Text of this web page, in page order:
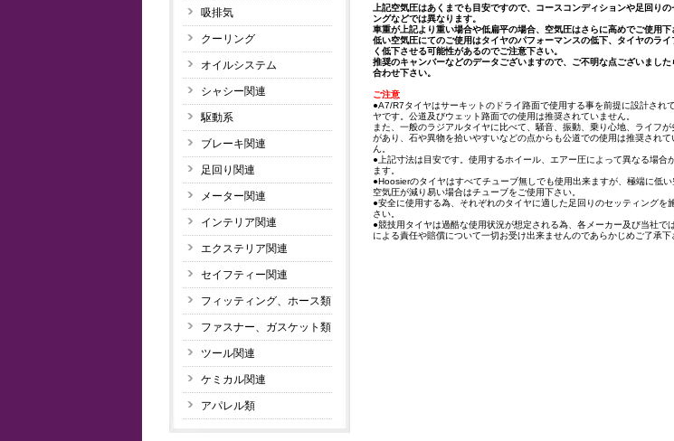
吸排気
クーリング
オイルシステム
シャシー関連
駆動系
ブレーキ関連
足回り関連
メーター関連
インテリア関連
エクステリア関連
セイフティー関連
フィッティング、ホース類
ファスナー、ガスケット類
ツール関連
ケミカル関連
アパレル類
上記空気圧はあくまでも目安ですので、コースコンディションや足回りの
ングなどでは異なります。
車重が上記より重い場合や低扁平の場合、空気圧はさらに高めでご使用下
低い空気圧にてのご使用はタイヤのパフォーマンスの低下、タイヤのライ
く低下させる可能性があるのでご注意下さい。
推奨のキャンバーなどのデータございますので、ご不明な点ございました
合わせ下さい。
ご注意
●A7/R7タイヤはサーキットのドライ路面で使用する事を前提に設計され
ヤです。公道及びウェット路面での使用は推奨されていません。
また、一般のラジアルタイヤに比べて、騒音、振動、乗り心地、ライフが
があり、石や異物を拾いやすいなどの点からも公道での使用は推奨されて
ん。
●上記寸法は目安です。使用するホイール、エアー圧によって異なる場合
ます。
●Hoosierのタイヤはすべてチューブ無しでも使用出来ますが、極端に低
空気圧が減り易い場合はチューブをご使用下さい。
●安全に使用する為、それぞれのタイヤに適した足回りのセッティングを
さい。
●競技用タイヤは過酷な使用状況が想定される為、各メーカー及び当社で
による責任や賠償について一切お受け出来ませんのであらかじめご了承下